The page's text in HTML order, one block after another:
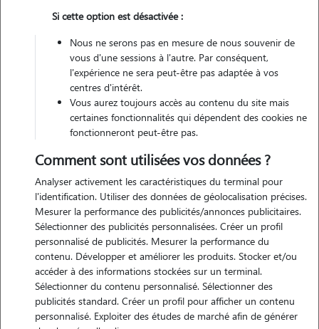
Alimentation de l'American
Staffordshire Terrier : comment
bien choisir ses croquettes ?
Musclé, énergique et robuste, l’American Staffordshire Terrier a des
besoins nutritionnels spécifiques. Pour préserver sa vitalité, sa masse
alimentation de qualité, adaptée à son mode de vie et à ses
sensibilités.
Tout savoir sur le American Staffordshire Terrier
Si cette option est désactivée :
Nous ne serons pas en mesure de nous souvenir de
vous d'une sessions à l'autre. Par conséquent,
l'expérience ne sera peut-être pas adaptée à vos
centres d'intérêt.
Vous aurez toujours accès au contenu du site mais
certaines fonctionnalités qui dépendent des cookies ne
fonctionneront peut-être pas.
Comment sont utilisées vos données ?
Analyser activement les caractéristiques du terminal pour
l'identification. Utiliser des données de géolocalisation précises.
Mesurer la performance des publicités/annonces publicitaires.
Sélectionner des publicités personnalisées. Créer un profil
personnalisé de publicités. Mesurer la performance du
contenu. Développer et améliorer les produits. Stocker et/ou
accéder à des informations stockées sur un terminal.
Sélectionner du contenu personnalisé. Sélectionner des
publicités standard. Créer un profil pour afficher un contenu
personnalisé. Exploiter des études de marché afin de générer